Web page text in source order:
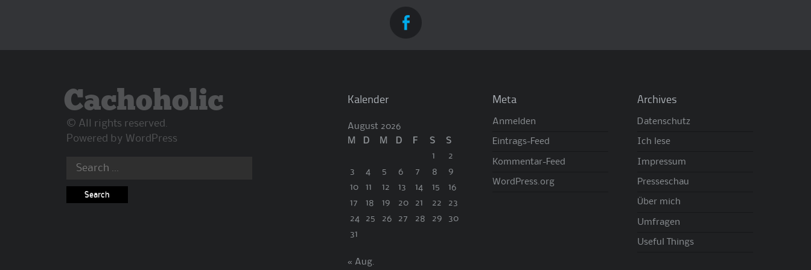
Cachoholic
© All rights reserved.
Powered by WordPress
Search
Kalender
August 2026
M
D M D F S
S
1
2
3
4 5 6 7 8
9
10
11 12 13 14 15
16
17
18 19 20 21 22
23
24
25 26 27 28 29
30
31
« Aug.
Meta
Anmelden
Eintrags-Feed
Kommentar-Feed
WordPress.org
Archives
Datenschutz
Ich lese
Impressum
Presseschau
Über mich
Umfragen
Useful Things